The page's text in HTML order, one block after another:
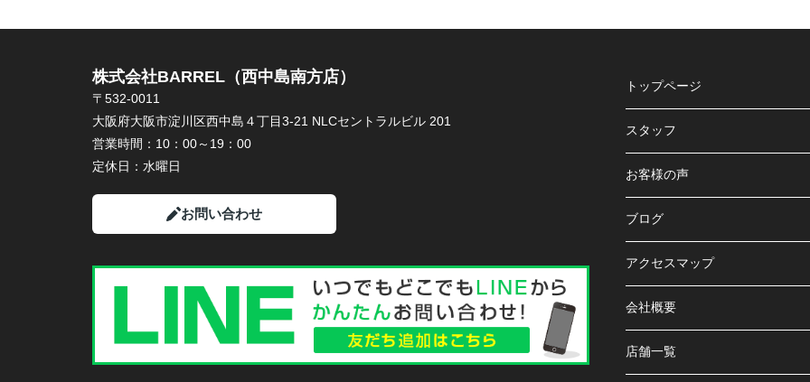
株式会社BARREL（西中島南方店）
〒532-0011
大阪府大阪市淀川区西中島４丁目3-21 NLCセントラルビル 201
営業時間： 10：00～19：00
定休日： 水曜日
お問い合わせ
トップページ
スタッフ
お客様の声
ブログ
アクセスマップ
会社概要
店舗一覧